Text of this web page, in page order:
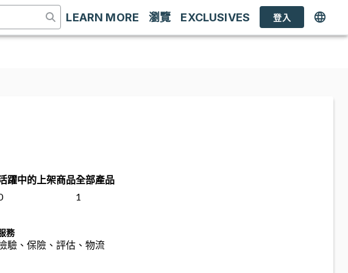
LEARN MORE 瀏覽 EXCLUSIVES 登入
躍中的上架商品全部產品
1
務
驗、保險、評估、物流